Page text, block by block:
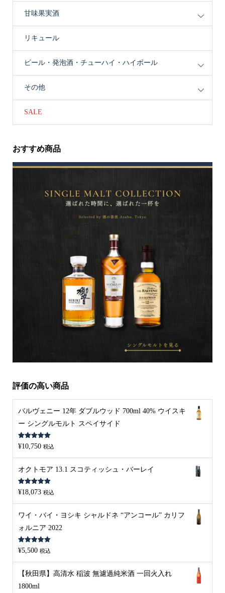
甘味果実酒
リキュール
ビール・発泡酒・チューハイ・ハイボール
その他
SALE
おすすめ商品
評価の高い商品
バルヴェニー 12年 ダブルウッド 700ml 40% ウイスキ
ー シングルモルト スペイサイド
5段階中5.00
の評価
¥10,750 税込
オクトモア 13.1 スコティッシュ・バーレイ
5段階中5.00
の評価
¥18,073 税込
ワイ・バイ・ヨシキ シャルドネ “アンコール” カリフ
ォルニア 2022
5段階中 5.00
の評価
¥5,500 税込
【秋田県】高清水 稲波 無濾過純米酒 一回火入れ
1800ml